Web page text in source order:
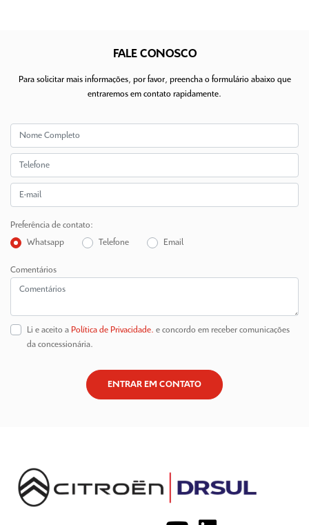
FALE CONOSCO
Para solicitar mais informações, por favor, preencha o formulário abaixo que
entraremos em contato rapidamente.
Preferência de contato:
Whatsapp
Telefone Email
Comentários
Li e aceito a Política de Privacidade. e concordo em receber comunicações
da concessionária.
ENTRAR EM CONTATO